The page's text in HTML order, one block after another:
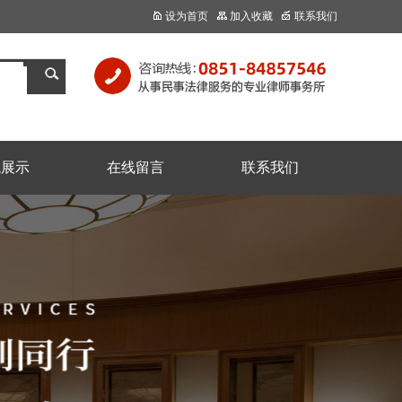
设为首页 加入收藏 联系我们
示 在线留言 联系我们